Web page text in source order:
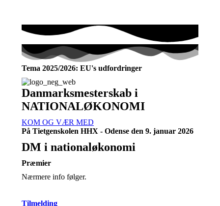
Tema 2025/2026: EU's udfordringer
Danmarksmesterskab i
NATIONALØKONOMI
KOM OG VÆR MED
På Tietgenskolen HHX - Odense den 9. januar 2026
DM i nationaløkonomi
Præmier
Nærmere info følger.
Tilmelding